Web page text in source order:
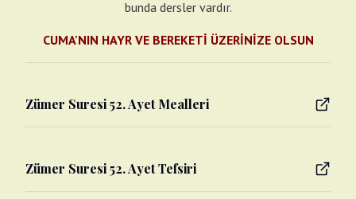
bunda dersler vardır.
CUMA'NIN HAYR VE BEREKETİ ÜZERİNİZE OLSUN
Zümer Suresi 52. Ayet Mealleri
Zümer Suresi 52. Ayet Tefsiri